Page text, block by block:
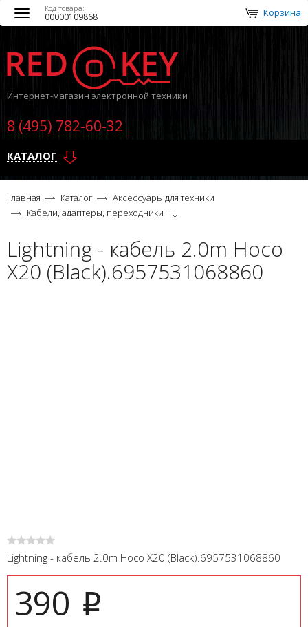
Toggle
navigation
Код товара:
00000109868 Корзина
Интернет-магазин электронной техники
8 (495) 782-60-32
КАТАЛОГ
Главная Каталог
Аксессуары для техники
Кабели, адаптеры, переходники
Lightning - кабель 2.0m Hoco
X20 (Black).6957531068860
Lightning - кабель 2.0m Hoco X20 (Black).6957531068860
390 i